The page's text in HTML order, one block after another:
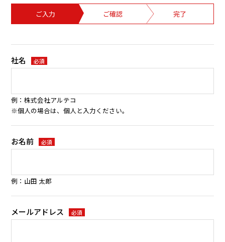
ご入力 ご確認 完了
社名 必須
例：株式会社アルテコ
※個人の場合は、個人と入力ください。
お名前 必須
例：山田 太郎
メールアドレス 必須